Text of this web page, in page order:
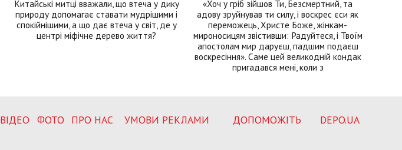
Китайські митці вважали, що втеча у дику
природу допомагає ставати мудрішими і
спокійнішими, а що дає втеча у світ, де у
центрі міфічне дерево життя?
«Хоч у гріб зійшов Ти, Безсмертний, та
адову зруйнував ти силу, і воскрес єси як
переможець, Христе Боже, жінкам-
мироносицям звістивши: Радуйтеся, і Твоїм
апостолам мир даруєш, падшим подаєш
воскресіння». Саме цей великодній кондак
пригадався мені, коли з
ВІДЕО ФОТО ПРО НАС УМОВИ РЕКЛАМИ ДОПОМОЖІТЬ DEPO.UA